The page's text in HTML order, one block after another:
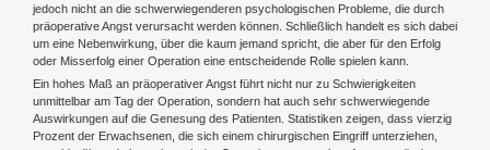
jedoch nicht an die schwerwiegenderen psychologischen Probleme, die durch
präoperative Angst verursacht werden können. Schließlich handelt es sich dabei
um eine Nebenwirkung, über die kaum jemand spricht, die aber für den Erfolg
oder Misserfolg einer Operation eine entscheidende Rolle spielen kann.
Ein hohes Maß an präoperativer Angst führt nicht nur zu Schwierigkeiten
unmittelbar am Tag der Operation, sondern hat auch sehr schwerwiegende
Auswirkungen auf die Genesung des Patienten. Statistiken zeigen, dass vierzig
Prozent der Erwachsenen, die sich einem chirurgischen Eingriff unterziehen,